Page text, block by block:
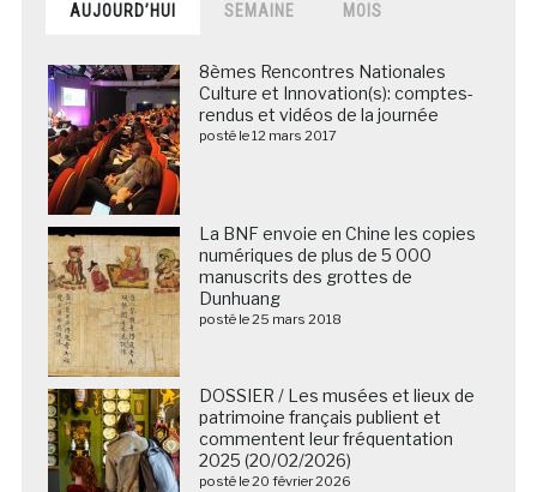
AUJOURD’HUI SEMAINE MOIS
8èmes Rencontres Nationales
Culture et Innovation(s): comptes-
rendus et vidéos de la journée
posté le 12 mars 2017
La BNF envoie en Chine les copies
numériques de plus de 5 000
manuscrits des grottes de
Dunhuang
posté le 25 mars 2018
DOSSIER / Les musées et lieux de
patrimoine français publient et
commentent leur fréquentation
2025 (20/02/2026)
posté le 20 février 2026